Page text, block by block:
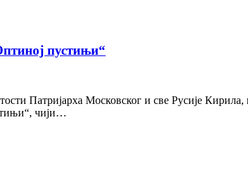
пустињи“
Патријарха Московског и све Русије
чији…